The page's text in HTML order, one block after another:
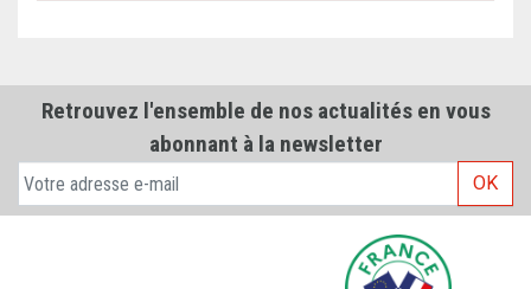
Retrouvez l'ensemble de nos actualités en vous
abonnant à la newsletter
OK